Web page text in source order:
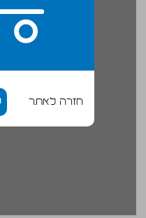
חזרה לאתר